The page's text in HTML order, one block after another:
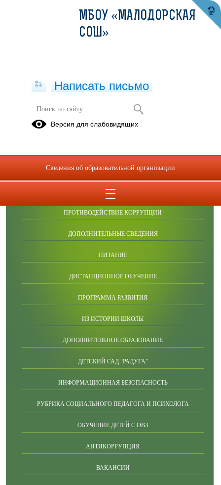
Публикации за Июнь 2026
ОБРАЩЕНИЯ ГРАЖДАН
ПРОТИВОДЕЙСТВИЕ КОРРУПЦИИ
ДОПОЛНИТЕЛЬНЫЕ СВЕДЕНИЯ
ПИТАНИЕ
ДИСТАНЦИОННОЕ ОБУЧЕНИЕ
ПРОГРАММА РАЗВИТИЯ
ИЗ ИСТОРИИ ШКОЛЫ
ДОПОЛНИТЕЛЬНОЕ ОБРАЗОВАНИЕ
ДЕТСКИЙ САД "РАДУГА"
ИНФОРМАЦИОННАЯ БЕЗОПАСНОСТЬ
РУБРИКА СОЦИАЛЬНОГО ПЕДАГОГА И ПСИХОЛОГА
ОБУЧЕНИЕ ДЕТЕЙ С ОВЗ
АНТИКОРРУПЦИЯ
ВАКАНСИИ
МБОУ «МАЛОДОРСКАЯ
СОШ»
Написать письмо
Версия для слабовидящих
Сведения об образовательной организации